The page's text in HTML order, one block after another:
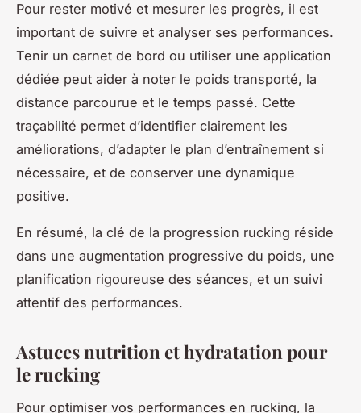
Pour rester motivé et mesurer les progrès, il est
important de suivre et analyser ses performances.
Tenir un carnet de bord ou utiliser une application
dédiée peut aider à noter le poids transporté, la
distance parcourue et le temps passé. Cette
traçabilité permet d’identifier clairement les
améliorations, d’adapter le plan d’entraînement si
nécessaire, et de conserver une dynamique
positive.
En résumé, la clé de la progression rucking réside
dans une augmentation progressive du poids, une
planification rigoureuse des séances, et un suivi
attentif des performances.
Astuces nutrition et hydratation pour
le rucking
Pour optimiser vos performances en rucking, la